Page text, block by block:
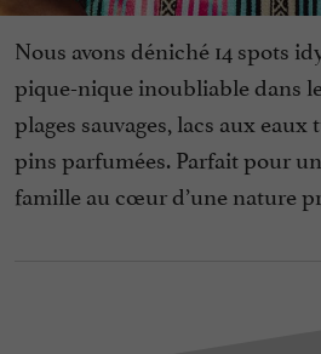
Nous avons déniché 14 spots
pique-nique inoubliable dans
plages sauvages, lacs aux
pins parfumées. Parfait pour
famille au cœur d’une nature